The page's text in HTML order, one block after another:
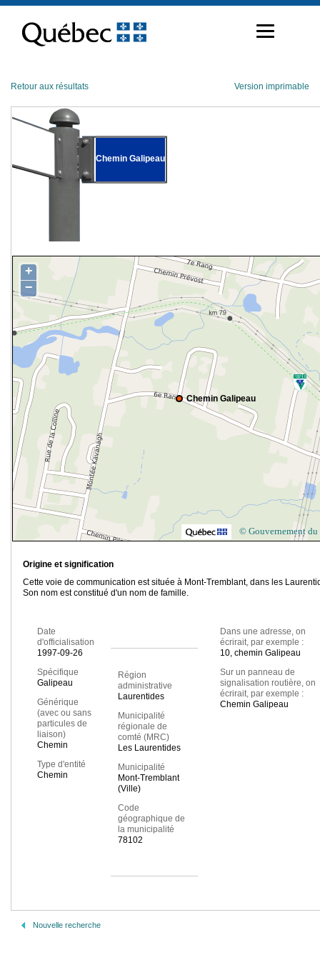
contenu
Retour aux résultats Version imprimable
Chemin Galipeau
Chemin Galipeau
+
−
© Gouvernement du
Origine et signification
Cette voie de communication est située à Mont-Tremblant, dans les
Son nom est constitué d'un nom de famille.
Date
d'officialisation
1997-09-26
Spécifique
Galipeau
Générique
(avec ou sans
particules de
liaison)
Chemin
Type d'entité
Chemin
Région
administrative
Laurentides
Municipalité
régionale de
comté (MRC)
Les Laurentides
Municipalité
Mont-Tremblant
(Ville)
Code
géographique de
la municipalité
78102
Dans une adresse, on
écrirait, par exemple :
10, chemin Galipeau
Sur un panneau de
signalisation routière, on
écrirait, par exemple :
Chemin Galipeau
Nouvelle recherche